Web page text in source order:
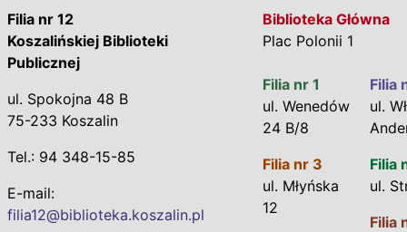
Filia nr 12
Koszalińskiej Biblioteki
Publicznej
ul. Spokojna 48 B
75-233 Koszalin
Tel.: 94 348-15-85
E-mail:
filia12@biblioteka.koszalin.pl
Biblioteka Główna
Plac Polonii 1
Filia nr 1
ul. Wenedów
24 B/8
Filia nr 3
ul. Młyńska
12
Filia
ul.
Filia
ul.
Filia